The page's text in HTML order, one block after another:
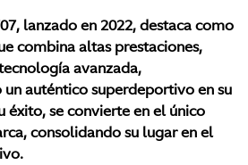
, lanzado en 2022, destaca como
combina altas prestaciones,
avanzada,
auténtico superdeportivo en su
éxito, se convierte en el único
consolidando su lugar en el